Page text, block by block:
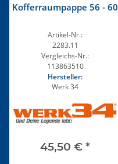
Kofferraumpappe 56 - 60
Artikel-Nr.:
2283.11
Vergleichs-Nr.:
113863510
Hersteller:
Werk 34
45,50 € *